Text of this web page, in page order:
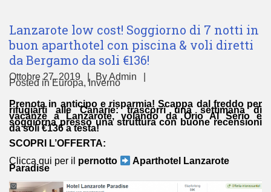
Lanzarote low cost! Soggiorno di 7 notti in
buon aparthotel con piscina & voli diretti
da Bergamo da soli €136!
Ottobre 27, 2019 ByAdmin
Posted inEuropa,Inverno
Prenota in anticipo e risparmia! Scappa dal freddo per
rifugiarti alle Canarie: trascorri una settimana di
vacanze a Lanzarote, volando da Orio Al Serio e
soggiorna presso una struttura con buone recensioni
da soli €136 a testa!
SCOPRI L’OFFERTA:
Clicca qui per il pernotto Aparthotel Lanzarote
Paradise